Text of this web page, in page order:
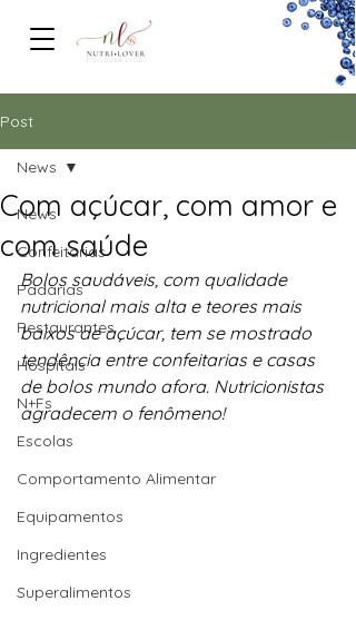
Post
News
Confeitarias
Padarias
Restaurantes
Hospitais
N+Fs
Escolas
Comportamento Alimentar
Equipamentos
Ingredientes
Superalimentos
News
Com açúcar, com amor e
com saúde
Bolos saudáveis, com qualidade
nutricional mais alta e teores mais
baixos de açúcar, tem se mostrado
tendência entre confeitarias e casas
de bolos mundo afora. Nutricionistas
agradecem o fenômeno!